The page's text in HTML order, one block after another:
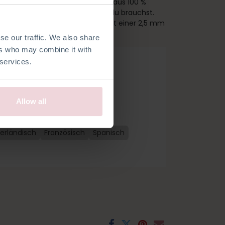
our traffic. We also share
who may combine it with
Allow all
enthält hochwertiges Garn aus 100 %
außer der Häkelnadel, welche du brauchst.
cm groß, 12 cm lang und wird mit einer 2,5 mm
Französisch
Spanisch